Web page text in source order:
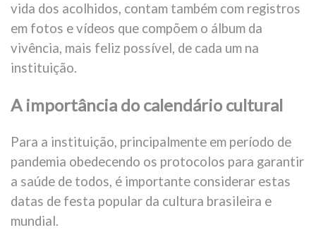
vida dos acolhidos, contam também com registros
em fotos e vídeos que compõem o álbum da
vivência, mais feliz possível, de cada um na
instituição.
A importância do calendário cultural
Para a instituição, principalmente em período de
pandemia obedecendo os protocolos para garantir
a saúde de todos, é importante considerar estas
datas de festa popular da cultura brasileira e
mundial.